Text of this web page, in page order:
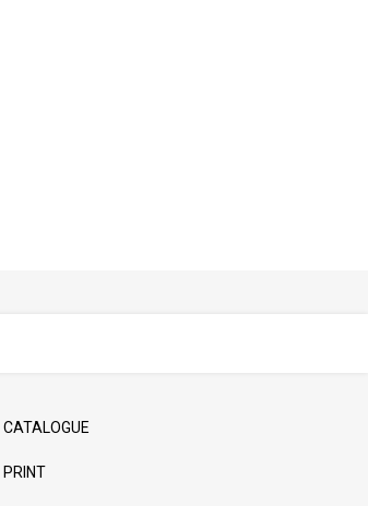
CATALOGUE
PRINT